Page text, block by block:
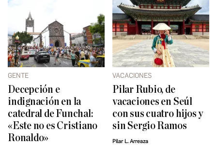
GENTE
Decepción e
indignación en la
catedral de Funchal:
«Este no es Cristiano
Ronaldo»
VACACIONES
Pilar Rubio, de
vacaciones en Seúl
con sus cuatro hijos y
sin Sergio Ramos
Pilar L. Arreaza